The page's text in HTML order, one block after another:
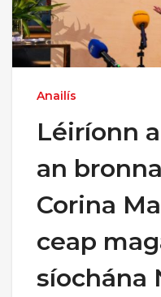
Anailís
Léiríonn
an
Corina
ceap
síochána